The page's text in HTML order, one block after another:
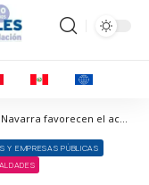
Corresponsables > Social > Carrefour y Aspace Navarra favorecen el acceso de las personas con parálisis cerebral con disfagia a una alimentación segura y saludable
Y EMPRESAS PÚBLICAS